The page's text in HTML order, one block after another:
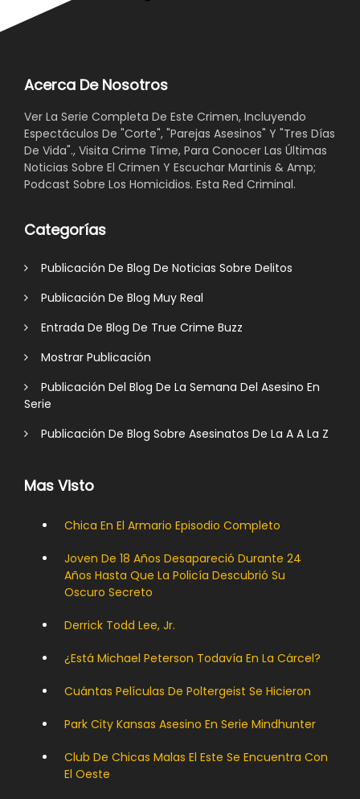
Acerca De Nosotros
Ver La Serie Completa De Este Crimen, Incluyendo
Espectáculos De "Corte", "Parejas Asesinos" Y "Tres Días
De Vida"., Visita Crime Time, Para Conocer Las Últimas
Noticias Sobre El Crimen Y Escuchar Martinis & Amp;
Podcast Sobre Los Homicidios. Esta Red Criminal.
Categorías
Publicación De Blog De Noticias Sobre Delitos
Publicación De Blog Muy Real
Entrada De Blog De True Crime Buzz
Mostrar Publicación
Publicación Del Blog De La Semana Del Asesino En
Serie
Publicación De Blog Sobre Asesinatos De La A A La Z
Mas Visto
Chica En El Armario Episodio Completo
Joven De 18 Años Desapareció Durante 24
Años Hasta Que La Policía Descubrió Su
Oscuro Secreto
Derrick Todd Lee, Jr.
¿Está Michael Peterson Todavía En La Cárcel?
Cuántas Películas De Poltergeist Se Hicieron
Park City Kansas Asesino En Serie Mindhunter
Club De Chicas Malas El Este Se Encuentra Con
El Oeste